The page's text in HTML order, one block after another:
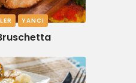
YANCI